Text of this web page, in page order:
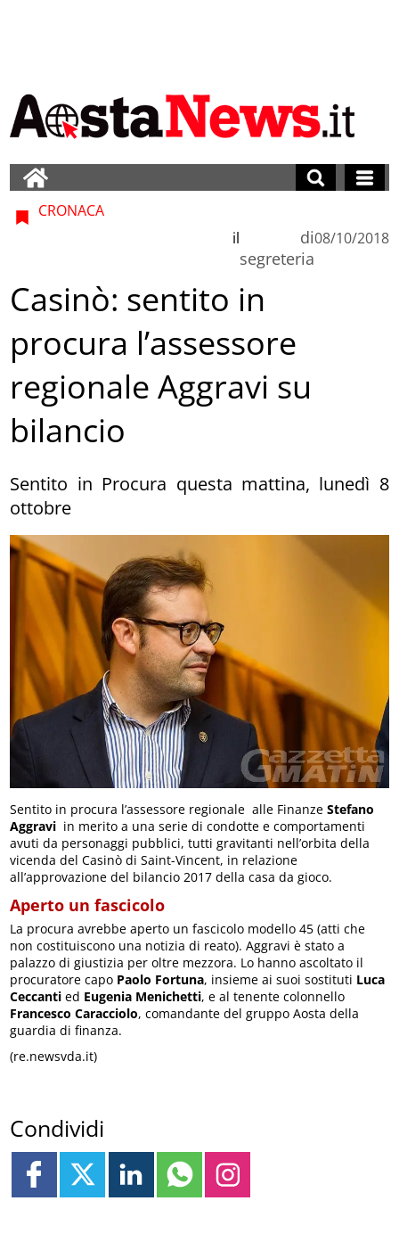
CRONACA
di
segreteria
il 08/10/2018
Casinò: sentito in
procura l’assessore
regionale Aggravi su
bilancio
Sentito in Procura questa mattina, lunedì 8
ottobre
Sentito in procura l’assessore regionale alle Finanze Stefano
Aggravi in merito a una serie di condotte e comportamenti
avuti da personaggi pubblici, tutti gravitanti nell’orbita della
vicenda del Casinò di Saint-Vincent, in relazione
all’approvazione del bilancio 2017 della casa da gioco.
Aperto un fascicolo
La procura avrebbe aperto un fascicolo modello 45 (atti che
non costituiscono una notizia di reato). Aggravi è stato a
palazzo di giustizia per oltre mezzora. Lo hanno ascoltato il
procuratore capo Paolo Fortuna, insieme ai suoi sostituti Luca
Ceccanti ed Eugenia Menichetti, e al tenente colonnello
Francesco Caracciolo, comandante del gruppo Aosta della
guardia di finanza.
(re.newsvda.it)
Condividi